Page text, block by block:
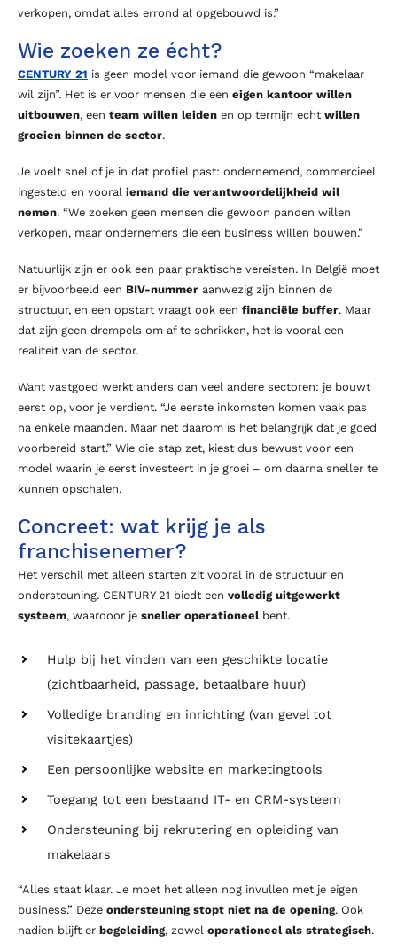
verkopen, omdat alles errond al opgebouwd is.”
Wie zoeken ze écht?
CENTURY 21 is geen model voor iemand die gewoon “makelaar
wil zijn”. Het is er voor mensen die een eigen kantoor willen
uitbouwen, een team willen leiden en op termijn echt willen
groeien binnen de sector.
Je voelt snel of je in dat profiel past: ondernemend, commercieel
ingesteld en vooral iemand die verantwoordelijkheid wil
nemen. “We zoeken geen mensen die gewoon panden willen
verkopen, maar ondernemers die een business willen bouwen.”
Natuurlijk zijn er ook een paar praktische vereisten. In België moet
er bijvoorbeeld een BIV-nummer aanwezig zijn binnen de
structuur, en een opstart vraagt ook een financiële buffer. Maar
dat zijn geen drempels om af te schrikken, het is vooral een
realiteit van de sector.
Want vastgoed werkt anders dan veel andere sectoren: je bouwt
eerst op, voor je verdient. “Je eerste inkomsten komen vaak pas
na enkele maanden. Maar net daarom is het belangrijk dat je goed
voorbereid start.” Wie die stap zet, kiest dus bewust voor een
model waarin je eerst investeert in je groei – om daarna sneller te
kunnen opschalen.
Concreet: wat krijg je als
franchisenemer?
Het verschil met alleen starten zit vooral in de structuur en
ondersteuning. CENTURY 21 biedt een volledig uitgewerkt
systeem, waardoor je sneller operationeel bent.
Hulp bij het vinden van een geschikte locatie
(zichtbaarheid, passage, betaalbare huur)
Volledige branding en inrichting (van gevel tot
visitekaartjes)
Een persoonlijke website en marketingtools
Toegang tot een bestaand IT- en CRM-systeem
Ondersteuning bij rekrutering en opleiding van
makelaars
“Alles staat klaar. Je moet het alleen nog invullen met je eigen
business.” Deze ondersteuning stopt niet na de opening. Ook
nadien blijft er begeleiding, zowel operationeel als strategisch.